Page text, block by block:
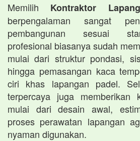
Memilih Kontraktor
berpengalaman sangat
pembangunan sesuai
profesional biasanya sudah
mulai dari struktur pondasi,
hingga pemasangan kaca
ciri khas lapangan padel.
terpercaya juga memberikan
mulai dari desain awal,
proses perawatan lapangan
nyaman digunakan.